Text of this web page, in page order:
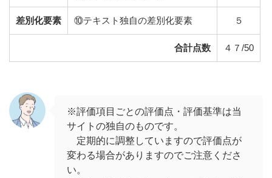
差別化要素 ⑩テキスト独自の差別化要素 ５
合計点数 ４７/50
※評価項目ごとの評価点・評価基準は当
サイトの独自のものです。
定期的に調整していますので評価点が
変わる場合がありますのでご注意くださ
い。